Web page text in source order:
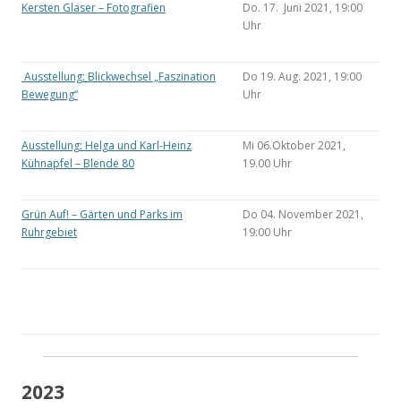
Kersten Glaser – Fotografien
Do. 17. Juni 2021, 19:00
Uhr
Ausstellung: Blickwechsel „Faszination
Bewegung“
Do 19. Aug. 2021, 19:00
Uhr
Ausstellung: Helga und Karl-Heinz
Kühnapfel – Blende 80
Mi 06.Oktober 2021,
19.00 Uhr
Grün Auf! – Gärten und Parks im
Ruhrgebiet
Do 04. November 2021,
19:00 Uhr
2023